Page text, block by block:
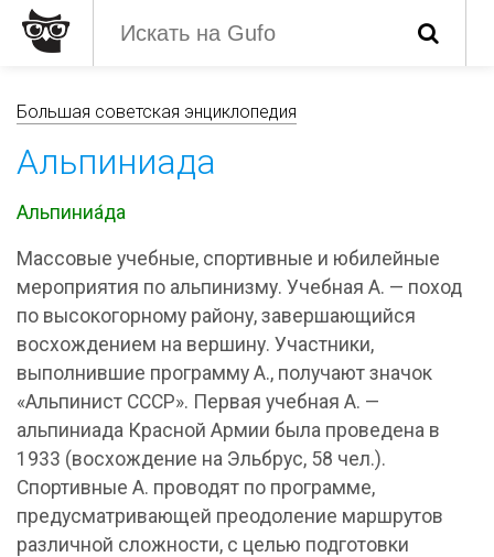
Большая советская энциклопедия
Альпиниада
Альпиниа́да
Массовые учебные, спортивные и юбилейные
мероприятия по альпинизму. Учебная А. — поход
по высокогорному району, завершающийся
восхождением на вершину. Участники,
выполнившие программу А., получают значок
«Альпинист СССР». Первая учебная А. —
альпиниада Красной Армии была проведена в
1933 (восхождение на Эльбрус, 58 чел.).
Спортивные А. проводят по программе,
предусматривающей преодоление маршрутов
различной сложности, с целью подготовки